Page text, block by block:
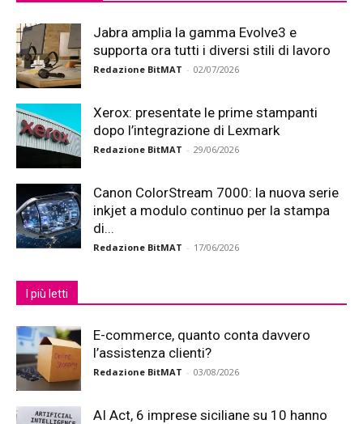
Jabra amplia la gamma Evolve3 e
supporta ora tutti i diversi stili di lavoro
Redazione BitMAT - 02/07/2026
Xerox: presentate le prime stampanti
dopo l’integrazione di Lexmark
Redazione BitMAT - 29/06/2026
Canon ColorStream 7000: la nuova serie
inkjet a modulo continuo per la stampa
di...
Redazione BitMAT - 17/06/2026
I più letti
E-commerce, quanto conta davvero
l’assistenza clienti?
Redazione BitMAT - 03/08/2026
AI Act, 6 imprese siciliane su 10 hanno